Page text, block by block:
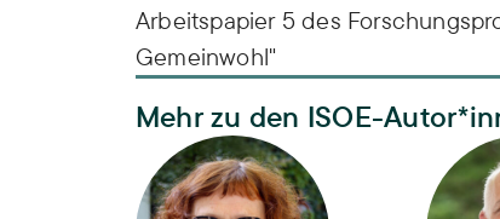
Arbeitspapier 5 des
Gemeinwohl"
Mehr zu den ISOE-
Barbara Birzle-Harder Dr.